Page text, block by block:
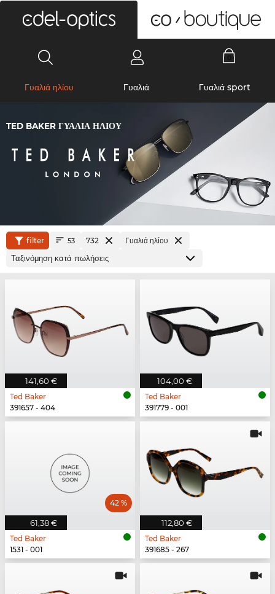
Γυαλιά ηλίου Γυαλιά Γυαλιά sport
TED BAKER ΓΥΑΛΙΆ ΗΛΊΟΥ
filter 53 732 Γυαλιά ηλίου
141,60 €
Ted Baker
391657 - 404
104,00 €
Ted Baker
391779 - 001
61,38 €
42 %
Ted Baker
1531 - 001
112,80 €
Ted Baker
391685 - 267